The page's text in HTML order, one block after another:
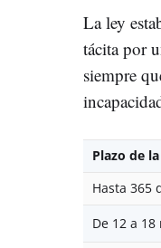
La ley
tácita por
siempre
Plazo de
Hasta 365
De 12 a 18